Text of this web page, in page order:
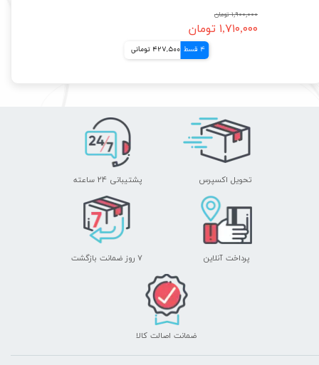
۱,۹۰۰,۰۰۰ تومان
۱,۷۱۰,۰۰۰ تومان
4 قسط 427,500 تومانی
تحویل اکسپرس پشتیبانی ۲۴ ساعته
پرداخت آنلاین ۷ روز ضمانت بازگشت
ضمانت اصالت کالا